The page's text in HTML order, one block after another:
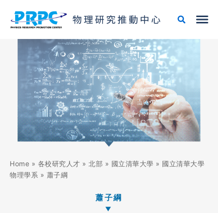
Home » 各校研究人才 » 北部 » 國立清華大學 » 國立清華大學
物理學系 » 蕭子綱
蕭子綱